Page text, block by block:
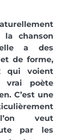
chanson
a des
de forme,
qui voient
vrai poète
C’est une
veut
par les